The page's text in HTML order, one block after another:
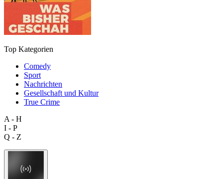
Top Kategorien
Comedy
Sport
Nachrichten
Gesellschaft und Kultur
True Crime
A - H
I - P
Q - Z